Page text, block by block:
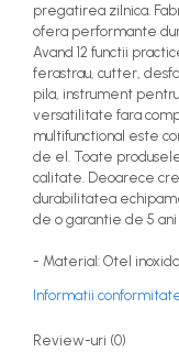
pregatirea zilnica.
ofera performante
Avand 12 functii
ferastrau, cutter,
pila, instrument
versatilitate fara
multifunctional este
de el. Toate
calitate. Deoarece
durabilitatea
de o garantie de 5
- Material: Otel
Informatii
Review-uri (0)